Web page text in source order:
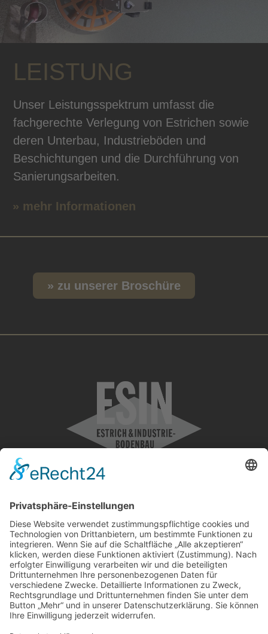
LEISTUNG
Unser Leistungsspektrum umfasst die
fachgerechte Verlegung von Estrichen sowie
deren Unterbau, Industrieböden und
Beschichtungen und die Durchführung von
Sanierungsarbeiten.
» mehr Informationen
» zu unserer Broschüre
ESIN Ges.m.b.H.
Neue-Heimat-Straße 1a
5082 Grödig | AUSTRIA
T:+43 6246 73846
E-Mail:office@esin.at
ESIN Steiermark Ges.m.b.H.